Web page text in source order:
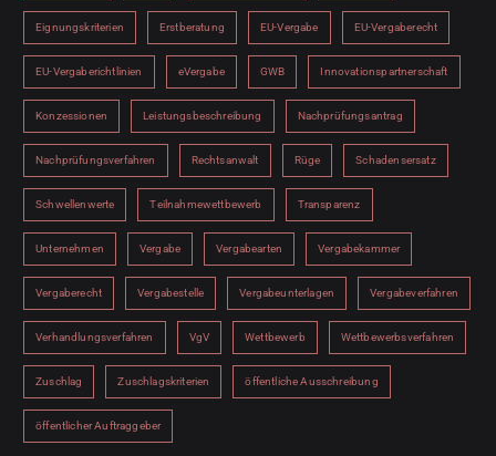
Eignungskriterien Erstberatung EU-Vergabe EU-Vergaberecht
EU-Vergaberichtlinien eVergabe GWB Innovationspartnerschaft
Konzessionen Leistungsbeschreibung Nachprüfungsantrag
Nachprüfungsverfahren Rechtsanwalt Rüge Schadensersatz
Schwellenwerte Teilnahmewettbewerb Transparenz
Unternehmen Vergabe Vergabearten Vergabekammer
Vergaberecht Vergabestelle Vergabeunterlagen Vergabeverfahren
Verhandlungsverfahren VgV Wettbewerb Wettbewerbsverfahren
Zuschlag Zuschlagskriterien öffentliche Ausschreibung
öffentlicher Auftraggeber